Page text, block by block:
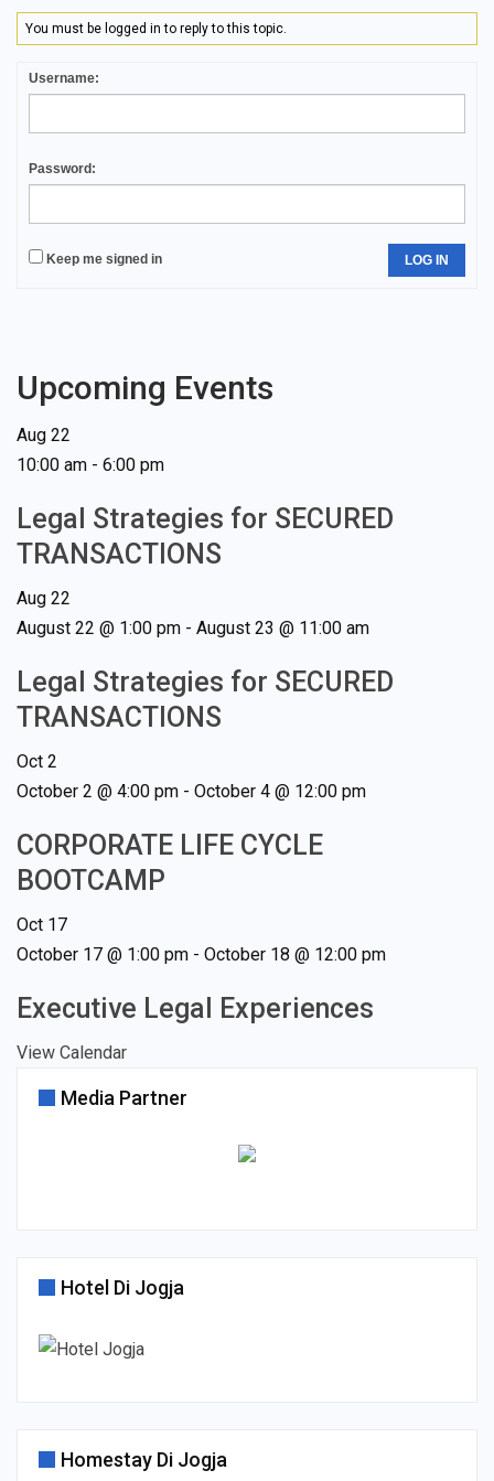
You must be logged in to reply to this topic.
Username:
Password:
Keep me signed in LOG IN
Upcoming Events
Aug 22
10:00 am - 6:00 pm
Legal Strategies for SECURED
TRANSACTIONS
Aug 22
August 22 @ 1:00 pm - August 23 @ 11:00 am
Legal Strategies for SECURED
TRANSACTIONS
Oct 2
October 2 @ 4:00 pm - October 4 @ 12:00 pm
CORPORATE LIFE CYCLE
BOOTCAMP
Oct 17
October 17 @ 1:00 pm - October 18 @ 12:00 pm
Executive Legal Experiences
View Calendar
Media Partner
Hotel Di Jogja
Homestay Di Jogja